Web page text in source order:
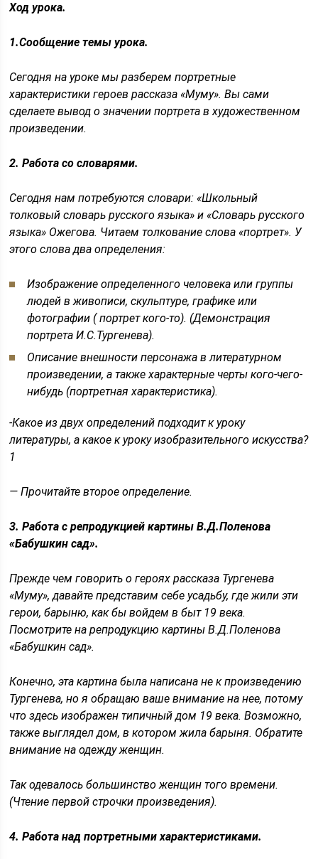
Ход урока.
1.Сообщение темы урока.
Сегодня на уроке мы разберем портретные
характеристики героев рассказа «Муму». Вы сами
сделаете вывод о значении портрета в художественном
произведении.
2. Работа со словарями.
Сегодня нам потребуются словари: «Школьный
толковый словарь русского языка» и «Словарь русского
языка» Ожегова. Читаем толкование слова «портрет». У
этого слова два определения:
Изображение определенного человека или группы
людей в живописи, скульптуре, графике или
фотографии ( портрет кого-то). (Демонстрация
портрета И.С.Тургенева).
Описание внешности персонажа в литературном
произведении, а также характерные черты кого-чего-
нибудь (портретная характеристика).
-Какое из двух определений подходит к уроку
литературы, а какое к уроку изобразительного искусства?
1
— Прочитайте второе определение.
3. Работа с репродукцией картины В.Д.Поленова
«Бабушкин сад».
Прежде чем говорить о героях рассказа Тургенева
«Муму», давайте представим себе усадьбу, где жили эти
герои, барыню, как бы войдем в быт 19 века.
Посмотрите на репродукцию картины В.Д.Поленова
«Бабушкин сад».
Конечно, эта картина была написана не к произведению
Тургенева, но я обращаю ваше внимание на нее, потому
что здесь изображен типичный дом 19 века. Возможно,
также выглядел дом, в котором жила барыня. Обратите
внимание на одежду женщин.
Так одевалось большинство женщин того времени.
(Чтение первой строчки произведения).
4. Работа над портретными характеристиками.